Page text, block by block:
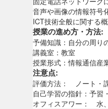
音声や画像の情報符号
ICT技術全般に関する
授業の進め方・方法:
予備知識：自分の周り
講義室：教室
授業形式：情報通信産
注意点:
評価方法： ノート・
自己学習の指針：予習
オフィスアワー： 水